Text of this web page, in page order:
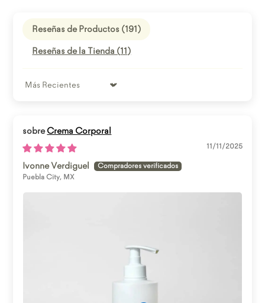
Reseñas de Productos (191)
Reseñas de la Tienda (11)
Sort by
Crema Corporal
11/11/2025
Ivonne Verdiguel
Puebla City, MX